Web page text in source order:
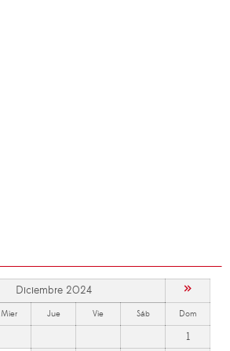
Diciembre 2024 »
Mier Jue Vie Sáb Dom
1